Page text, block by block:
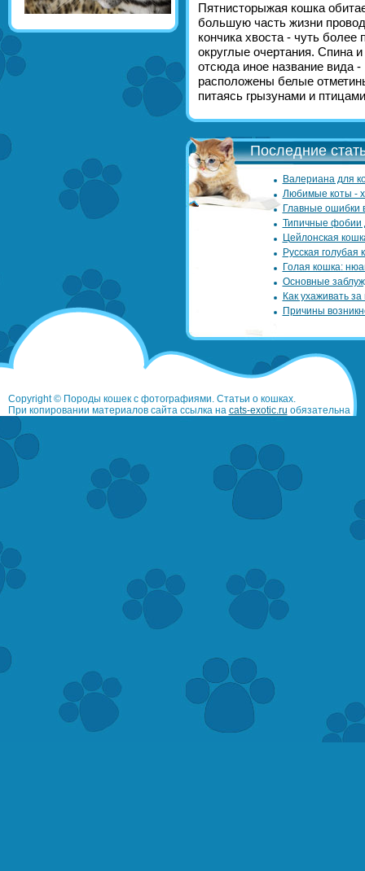
Пятнисторыжая кошка
большую часть жизни
кончика хвоста - чуть
округлые очертания. Спина
отсюда иное название вида
расположены белые
питаясь грызунами и
Последние
Валериана для
Любимые коты -
Главные ошибки
Типичные фобии
Цейлонская
Русская голубая
Голая кошка:
Основные
Как ухаживать
Причины
Copyright © Породы кошек с фотографиями. Статьи о кошках.
При копировании материалов сайта ссылка на cats-exotic.ru обязательна